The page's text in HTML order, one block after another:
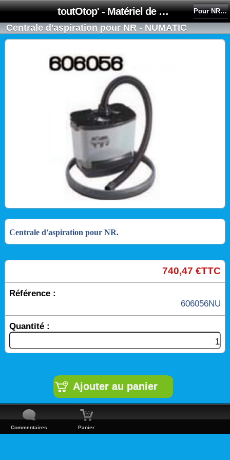
toutOtop' - Matériel de nettoyage, produit d'entretien, lubrifiant pour professionnel et particulier Pour NR1500S / NR1500H
Centrale d'aspiration pour NR - NUMATIC
Centrale d'aspiration pour NR.
740,47 €TTC
Référence :
606056NU
Quantité :
Commentaires Panier